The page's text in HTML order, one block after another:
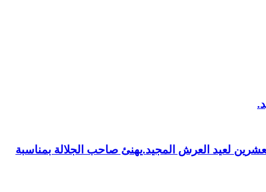
لعيد العرش المجيد.يهنئ صاحب الجلالة بمناسبة